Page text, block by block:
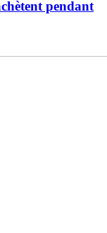
pendant